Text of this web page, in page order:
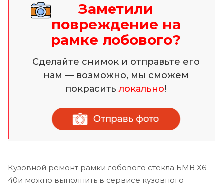
Заметили
повреждение на
рамке лобового?
Сделайте снимок и отправьте его
нам — возможно, мы сможем
покраситьлокально!
Кузовной ремонт рамки лобового стекла БМВ Х6
40и можно выполнить в сервисе кузовного